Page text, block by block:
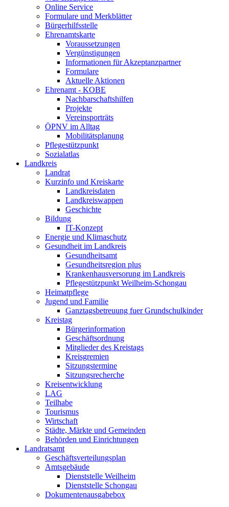
Online Service
Formulare und Merkblätter
Bürgerhilfsstelle
Ehrenamtskarte
Voraussetzungen
Vergünstigungen
Informationen für Akzeptanzpartner
Formulare
Aktuelle Aktionen
Ehrenamt - KOBE
Nachbarschaftshilfen
Projekte
Vereinsporträts
ÖPNV im Alltag
Mobilitätsplanung
Pflegestützpunkt
Sozialatlas
Landkreis
Landrat
Kurzinfo und Kreiskarte
Landkreisdaten
Landkreiswappen
Geschichte
Bildung
IT-Konzept
Energie und Klimaschutz
Gesundheit im Landkreis
Gesundheitsamt
Gesundheitsregion plus
Krankenhausversorung im Landkreis
Pflegestützpunkt Weilheim-Schongau
Heimatpflege
Jugend und Familie
Ganztagsbetreuung fuer Grundschulkinder
Kreistag
Bürgerinformation
Geschäftsordnung
Mitglieder des Kreistags
Kreisgremien
Sitzungstermine
Sitzungsrecherche
Kreisentwicklung
LAG
Teilhabe
Tourismus
Wirtschaft
Städte, Märkte und Gemeinden
Behörden und Einrichtungen
Landratsamt
Geschäftsverteilungsplan
Amtsgebäude
Dienststelle Weilheim
Dienststelle Schongau
Dokumentenausgabebox